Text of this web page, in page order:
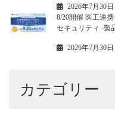
2026年7月30日
8/20開催 医工連
セキュリティ -製
2026年7月30日
カテゴリー